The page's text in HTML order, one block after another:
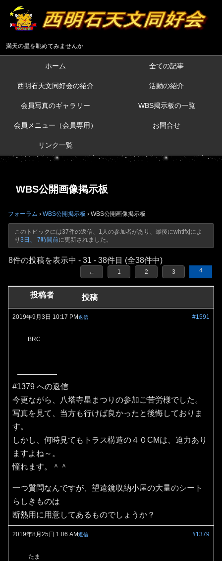
満天の星を眺めてみませんか
ホーム 全ての記事
西明石天文同好会の紹介 活動の紹介
会員写真のギャラリー WBS掲示板の一覧
会員メニュー（会員専用） お問合せ
リンク一覧
WBS公開画像掲示板
フォーラム › WBS公開掲示板 › WBS公開画像掲示板
このトピックには37件の返信、1人の参加者があり、最後にwhtifxjによ
り 3日、 7時間前に更新されました。
8件の投稿を表示中 - 31 - 38件目 (全38件中)
← 1 2 3 4
投稿者 投稿
2019年9月3日 10:17 PM #1591
返信
BRC
#1379 への返信
今更ながら、八塔寺星まつりの参加ご苦労様でした。
写真を見て、当方も行けば良かったと後悔しておりま
す。
しかし、何時見てもトラス構造の４０CMは、迫力あり
ますよね～。
憧れます。＾＾
一つ質問なんですが、望遠鏡収納小屋の大量のシート
らしきものは
断熱用に用意してあるものでしょうか？
2019年8月25日 1:06 AM #1379
返信
たま